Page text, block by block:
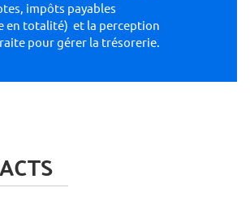
impôts payables
en totalité) et la perception
pour gérer la trésorerie.